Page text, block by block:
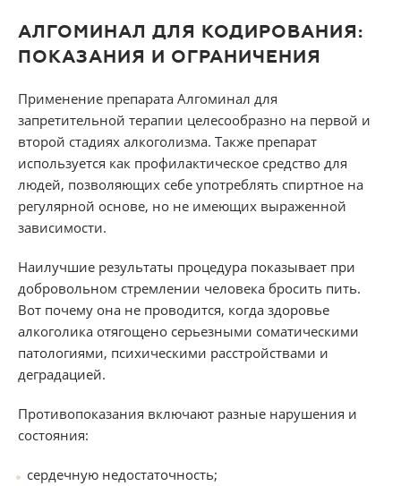
АЛГОМИНАЛ ДЛЯ КОДИРОВАНИЯ:
ПОКАЗАНИЯ И ОГРАНИЧЕНИЯ
Применение препарата Алгоминал для
запретительной терапии целесообразно на первой и
второй стадиях алкоголизма. Также препарат
используется как профилактическое средство для
людей, позволяющих себе употреблять спиртное на
регулярной основе, но не имеющих выраженной
зависимости.
Наилучшие результаты процедура показывает при
добровольном стремлении человека бросить пить.
Вот почему она не проводится, когда здоровье
алкоголика отягощено серьезными соматическими
патологиями, психическими расстройствами и
деградацией.
Противопоказания включают разные нарушения и
состояния:
сердечную недостаточность;